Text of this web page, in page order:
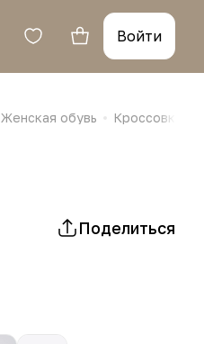
Войти
Женская обувь Кроссовки и
Поделиться